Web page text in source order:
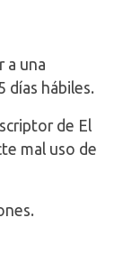
a una
días hábiles.
de El
mal uso de